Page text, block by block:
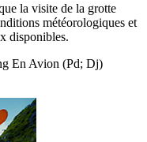
la visite de la grotte
météorologiques et
disponibles.
En Avion (Pd; Dj)